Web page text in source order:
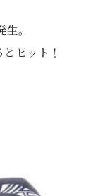
。
ヒット！